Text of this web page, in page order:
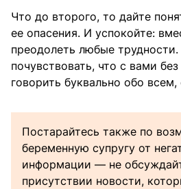
Что до второго, то дайте
ее опасения. И успокойте:
преодолеть любые
почувствовать, что с вами
говорить буквально обо
Постарайтесь также по
беременную супругу от
информации — не
присутствии новости,